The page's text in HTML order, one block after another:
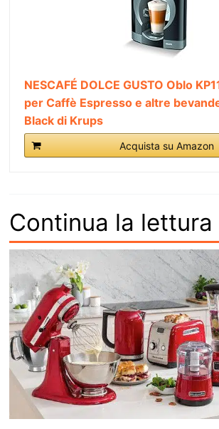
NESCAFÉ DOLCE GUSTO Oblo
per Caffè Espresso e altre
Black di Krups
Acquista su Amazon
Continua la lettura